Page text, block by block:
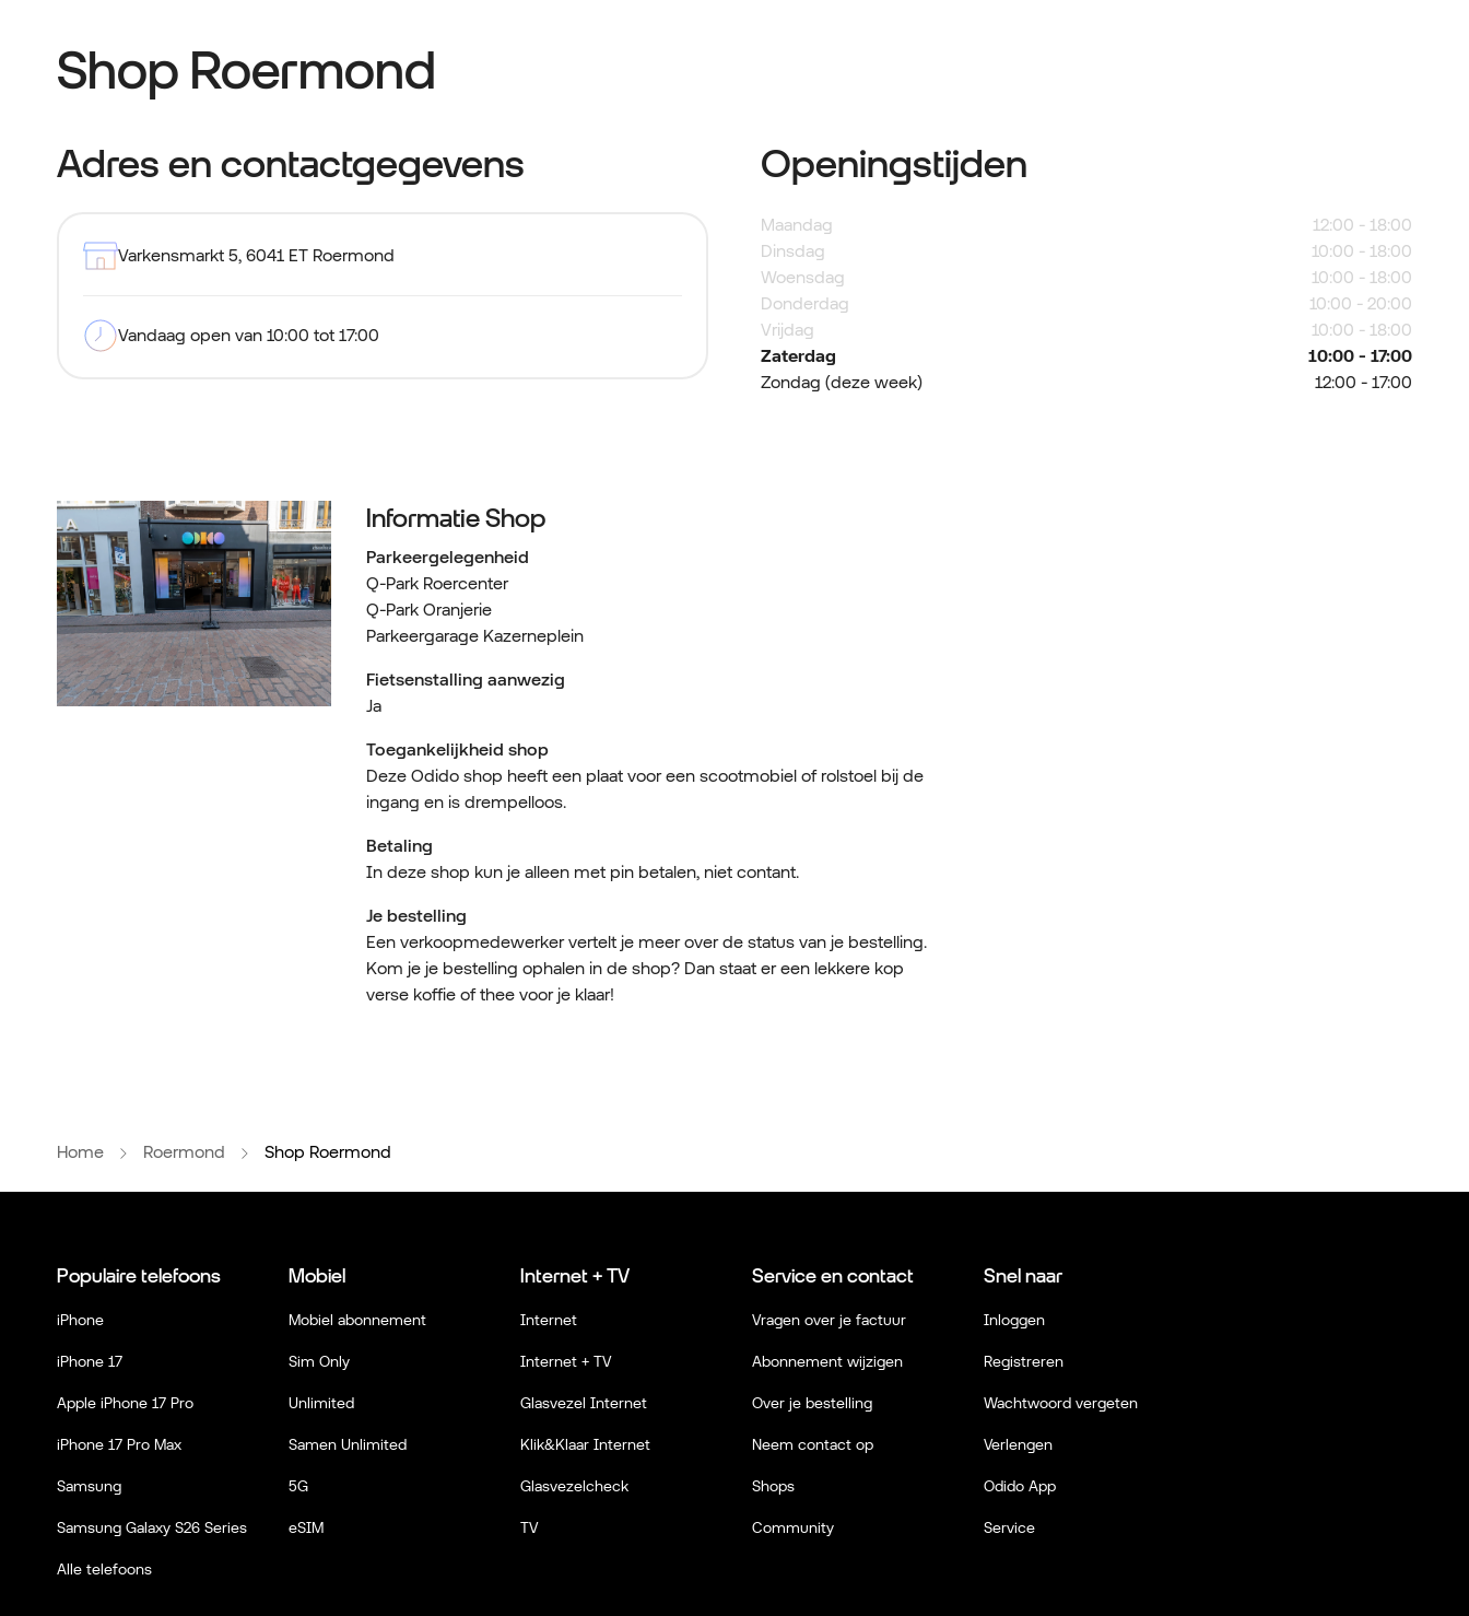
Shop Roermond
Adres en contactgegevens
Varkensmarkt 5, 6041 ET Roermond
Vandaag open van 10:00 tot 17:00
Openingstijden
Maandag
Dinsdag
Woensdag
Donderdag
Vrijdag
Zaterdag
Zondag (deze week)
12:00 - 18:00
10:00 - 18:00
10:00 - 18:00
10:00 - 20:00
10:00 - 18:00
10:00 - 17:00
12:00 - 17:00
Informatie Shop
Parkeergelegenheid
Q-Park Roercenter
Q-Park Oranjerie
Parkeergarage Kazerneplein
Fietsenstalling aanwezig
Ja
Toegankelijkheid shop
Deze Odido shop heeft een plaat voor een scootmobiel of rolstoel bij de
ingang en is drempelloos.
Betaling
In deze shop kun je alleen met pin betalen, niet contant.
Je bestelling
Een verkoopmedewerker vertelt je meer over de status van je bestelling.
Kom je je bestelling ophalen in de shop? Dan staat er een lekkere kop
verse koffie of thee voor je klaar!
Home Roermond Shop Roermond
Populaire telefoons
iPhone
iPhone 17
Apple iPhone 17 Pro
iPhone 17 Pro Max
Samsung
Samsung Galaxy S26 Series
Alle telefoons
Mobiel
Mobiel abonnement
Sim Only
Unlimited
Samen Unlimited
5G
eSIM
Internet + TV
Internet
Internet + TV
Glasvezel Internet
Klik&Klaar Internet
Glasvezelcheck
TV
Service en contact
Vragen over je factuur
Abonnement wijzigen
Over je bestelling
Neem contact op
Shops
Community
Snel naar
Inloggen
Registreren
Wachtwoord vergeten
Verlengen
Odido App
Service